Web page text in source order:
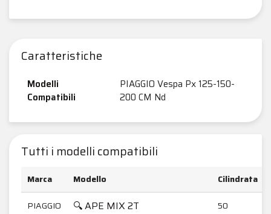
Caratteristiche
Modelli
Compatibili
PIAGGIO Vespa Px 125-150-
200 CM Nd
Tutti i modelli compatibili
Marca Modello Cilindrata
PIAGGIO
🔍 APE MIX 2T 50